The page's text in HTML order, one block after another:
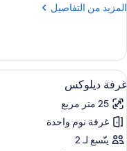
المزيد من التفاصيل
المزيد
غرفة
كلاسيكية
استعراض
جميع
صور
غرفة
ديلوكس
4
غرفة ديلوكس
25 متر مربع
غرفة نوم واحدة
يتّسع لـ 2